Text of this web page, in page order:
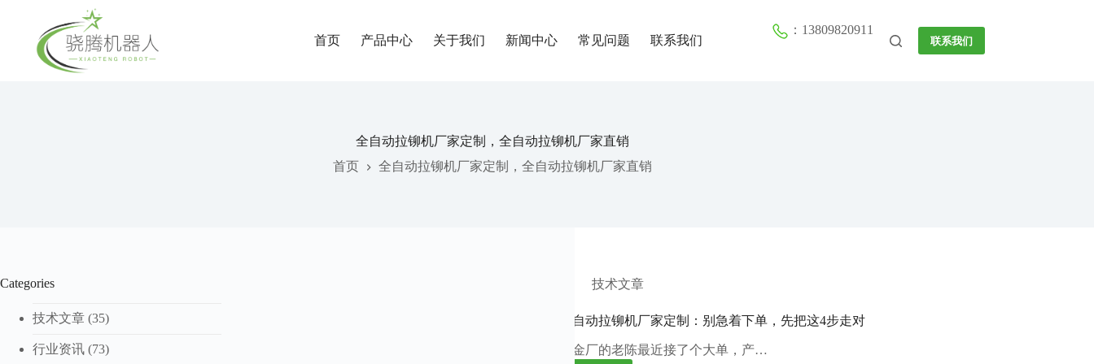
首页 产品中心 关于我们 新闻中心 常见问题 联系我们
：13809820911
联系我们
全自动拉铆机厂家定制，全自动拉铆机厂家直销
首页
全自动拉铆机厂家定制，全自动拉铆机厂家直销
技术文章
全自动拉铆机厂家定制：别急着下单，先把这4步走对
钣金厂的老陈最近接了个大单，产…
Categories
技术文章 (35)
行业资讯 (73)